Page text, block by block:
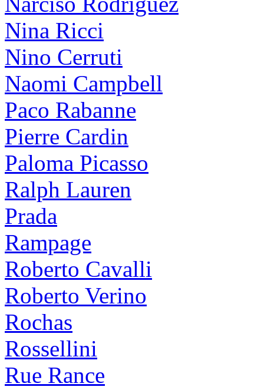
Nina Ricci
Nino Cerruti
Naomi Campbell
Paco Rabanne
Pierre Cardin
Paloma Picasso
Ralph Lauren
Prada
Rampage
Roberto Cavalli
Roberto Verino
Rochas
Rossellini
Rue Rance